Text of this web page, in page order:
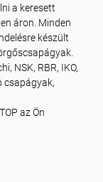
a keresett
áron. Minden
készült
NSK, RBR, IKO,
csapágyak,
az Ön